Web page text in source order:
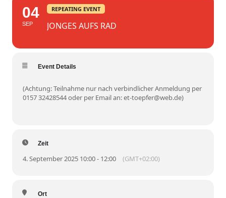
04
SEP
REPEATING EVENT
JONGES AUFS RAD
Event Details
(Achtung: Teilnahme nur nach verbindlicher Anmeldung per
0157 32428544 oder per Email an: et-toepfer@web.de)
Zeit
4. September 2025 10:00 - 12:00 (GMT+02:00)
Ort